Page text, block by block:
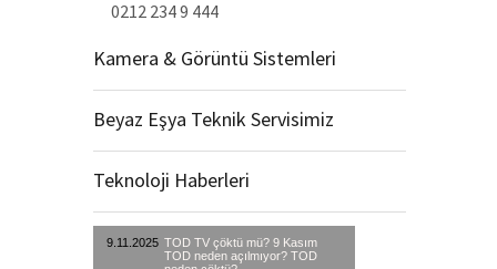
0212 234 9 444
Kamera & Görüntü Sistemleri
Beyaz Eşya Teknik Servisimiz
Teknoloji Haberleri